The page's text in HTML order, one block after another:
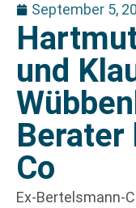
September 5,
und
Berater
Co
Ex-Bertelsmann-